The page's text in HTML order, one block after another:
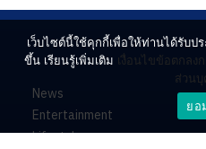
News
Entertainment
Lifestyle
เว็บไซต์นี้ใช้คุกกี้เพื่อให้ท่านได้รับป
ขึ้น เรียนรู้เพิ่มเติม เงื่อนไขข้อตกลง
ส่วน
ยอ